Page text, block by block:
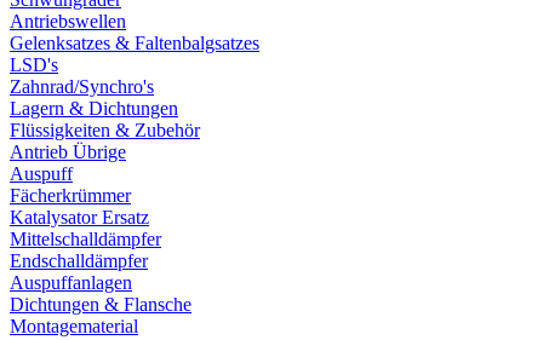
Antriebswellen
Gelenksatzes & Faltenbalgsatzes
LSD's
Zahnrad/Synchro's
Lagern & Dichtungen
Flüssigkeiten & Zubehör
Antrieb Übrige
Auspuff
Fächerkrümmer
Katalysator Ersatz
Mittelschalldämpfer
Endschalldämpfer
Auspuffanlagen
Dichtungen & Flansche
Montagematerial